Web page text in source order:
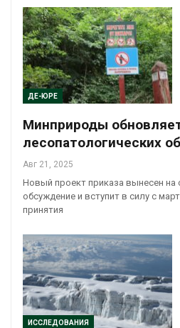
ДЕ-ЮРЕ
Минприроды
лесопатологических
Авг 21, 2025
Новый проект приказа вынесен на
обсуждение и вступит в силу с
принятия
ИССЛЕДОВАНИЯ